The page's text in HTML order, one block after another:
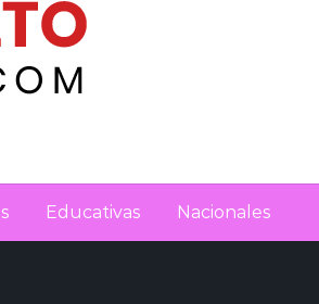
Educativas Nacionales